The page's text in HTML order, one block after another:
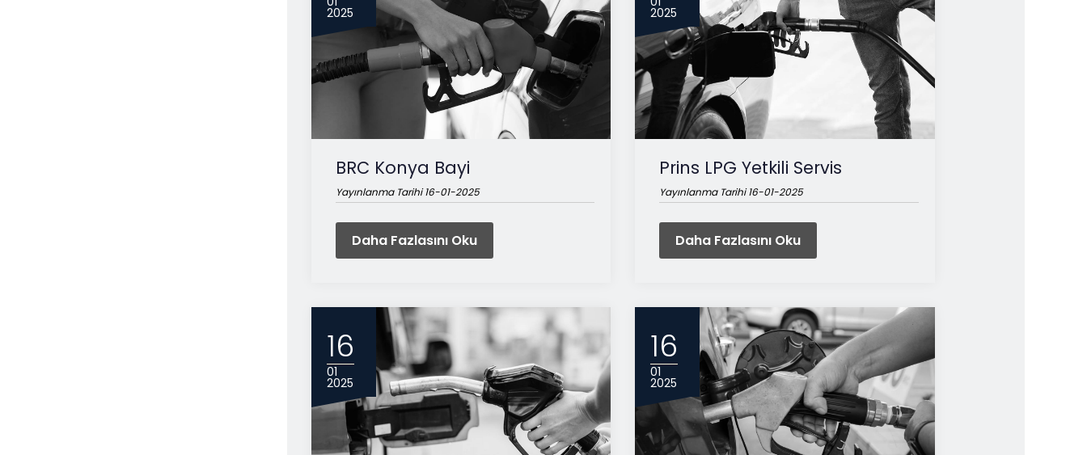
2025
BRC Konya Bayi
Yayınlanma Tarihi 16-01-2025
Daha Fazlasını Oku
2025
Prins LPG Yetkili Servis
Yayınlanma Tarihi 16-01-2025
Daha Fazlasını Oku
16
01
2025
16
01
2025